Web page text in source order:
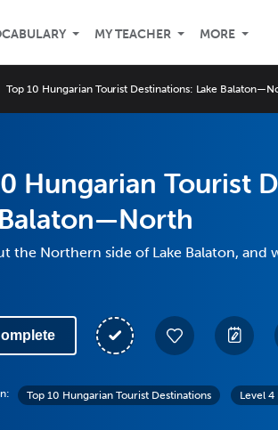
MY TEACHER MORE
Top 10 Hungarian Tourist Destinations: Lake
Hungarian Tourist
the Northern side of Lake Balaton, and
Top 10 Hungarian Tourist Destinations Level 4